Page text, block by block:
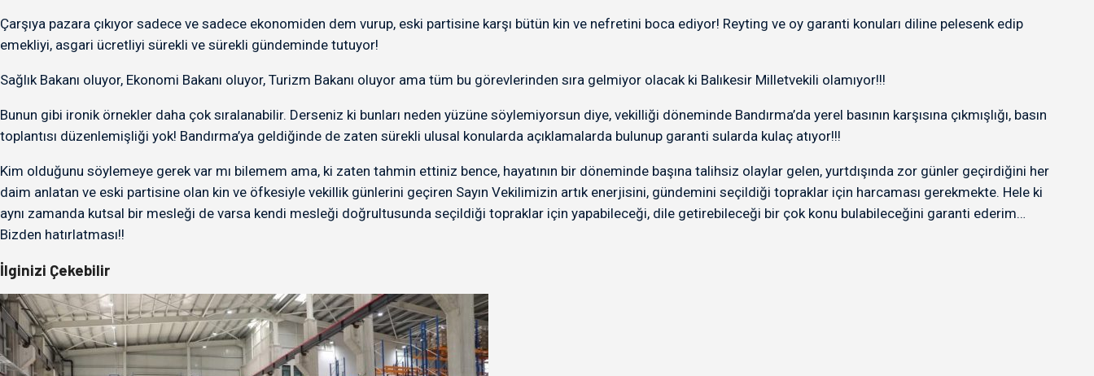
Çarşıya pazara çıkıyor sadece ve sadece ekonomiden dem vurup, eski partisine karşı bütün kin ve nefretini boca ediyor! Reyting ve oy garanti konuları diline pelesenk edip
emekliyi, asgari ücretliyi sürekli ve sürekli gündeminde tutuyor!
Sağlık Bakanı oluyor, Ekonomi Bakanı oluyor, Turizm Bakanı oluyor ama tüm bu görevlerinden sıra gelmiyor olacak ki Balıkesir Milletvekili olamıyor!!!
Bunun gibi ironik örnekler daha çok sıralanabilir. Derseniz ki bunları neden yüzüne söylemiyorsun diye, vekilliği döneminde Bandırma’da yerel basının karşısına çıkmışlığı, basın
toplantısı düzenlemişliği yok! Bandırma’ya geldiğinde de zaten sürekli ulusal konularda açıklamalarda bulunup garanti sularda kulaç atıyor!!!
Kim olduğunu söylemeye gerek var mı bilemem ama, ki zaten tahmin ettiniz bence, hayatının bir döneminde başına talihsiz olaylar gelen, yurtdışında zor günler geçirdiğini her
daim anlatan ve eski partisine olan kin ve öfkesiyle vekillik günlerini geçiren Sayın Vekilimizin artık enerjisini, gündemini seçildiği topraklar için harcaması gerekmekte. Hele ki
aynı zamanda kutsal bir mesleği de varsa kendi mesleği doğrultusunda seçildiği topraklar için yapabileceği, dile getirebileceği bir çok konu bulabileceğini garanti ederim…
Bizden hatırlatması!!
İlginizi Çekebilir